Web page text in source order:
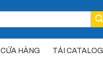
CỬA HÀNG TẢI CATALOG